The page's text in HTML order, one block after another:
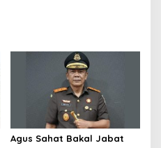
Agus Sahat Bakal Jabat